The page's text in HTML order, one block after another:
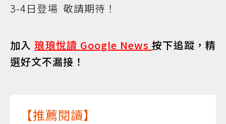
3-4日登場 敬請期待！
加入琅琅悅讀 Google News按下追蹤，精
選好文不漏接！
【推薦閱讀】